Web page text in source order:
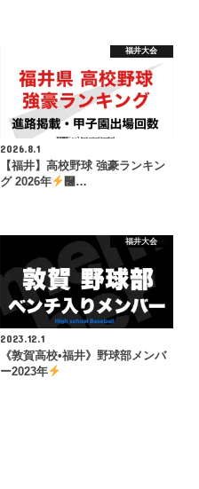
福井大会
2026.8.1
【福井】高校野球 強豪ランキン
グ 2026年
࿠…
福井大会
2023.12.1
《敦賀高校•福井》野球部メンバ
ー2023年